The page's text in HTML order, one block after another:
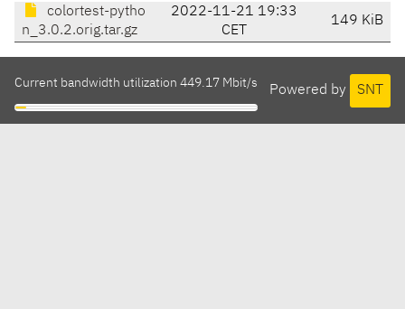
colortest-pytho
n_3.0.2.orig.tar.gz
2022-11-21 19:33
CET
149 KiB
Powered by SNT
Current bandwidth utilization 449.17 Mbit/s